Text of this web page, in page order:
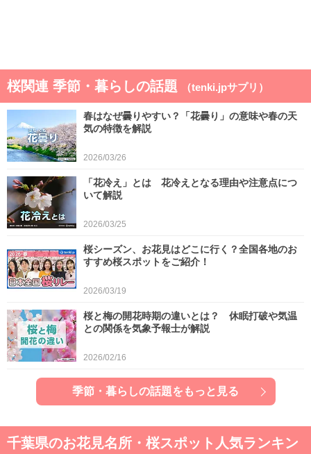
気象予報士の解説をもっと見る
桜関連 季節・暮らしの話題 （tenki.jpサプリ）
春はなぜ曇りやすい？「花曇り」の意味や春の天
気の特徴を解説
2026/03/26
「花冷え」とは 花冷えとなる理由や注意点につ
いて解説
2026/03/25
桜シーズン、お花見はどこに行く？全国各地のお
すすめ桜スポットをご紹介！
2026/03/19
桜と梅の開花時期の違いとは？ 休眠打破や気温
との関係を気象予報士が解説
2026/02/16
季節・暮らしの話題をもっと見る
千葉県のお花見名所・桜スポット人気ランキン